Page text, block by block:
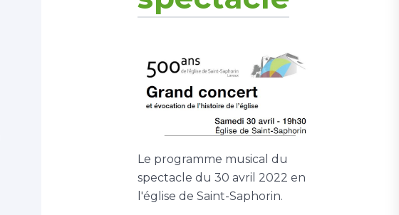
Le programme musical du
spectacle du 30 avril 2022 en
l'église de Saint-Saphorin.